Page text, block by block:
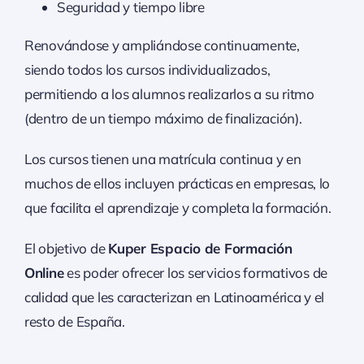
Seguridad y tiempo libre
Renovándose y ampliándose continuamente,
siendo todos los cursos individualizados,
permitiendo a los alumnos realizarlos a su ritmo
(dentro de un tiempo máximo de finalización).
Los cursos tienen una matrícula continua y en
muchos de ellos incluyen prácticas en empresas, lo
que facilita el aprendizaje y completa la formación.
El objetivo deKuper Espacio de Formación
Onlinees poder ofrecer los servicios formativos de
calidad que les caracterizan en Latinoamérica y el
resto de España.